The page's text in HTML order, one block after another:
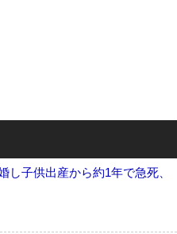
子供出産から約1年で急死、